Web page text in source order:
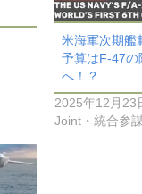
米海軍次期艦
予算はF-47の
へ！？
2025年12月23
Joint・統合参